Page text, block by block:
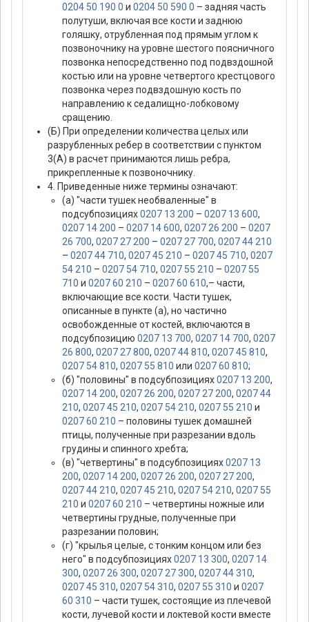
0204 50 190 0 и 0204 50 590 0 – задняя часть
полутуши, включая все кости и заднюю
голяшку, отрубленная под прямым углом к
позвоночнику на уровне шестого поясничного
позвонка непосредственно под подвздошной
костью или на уровне четвертого крестцового
позвонка через подвздошную кость по
направлению к седалищно-лобковому
сращению.
(Б) При определении количества целых или
разрубленных ребер в соответствии с пунктом
3(А) в расчет принимаются лишь ребра,
прикрепленные к позвоночнику.
4. Приведенные ниже термины означают:
(а) "части тушек необваленные" в
подсубпозициях0207 13 200 – 0207 13 600,
0207 14 200 – 0207 14 600, 0207 26 200 – 0207
26 700, 0207 27 200 – 0207 27 700, 0207 44 210
– 0207 44 710, 0207 45 210 – 0207 45 710, 0207
54 210 – 0207 54 710, 0207 55 210 – 0207 55
710 и 0207 60 210 – 0207 60 610,– части,
включающие все кости. Части тушек,
описанные в пункте (а), но частично
освобожденные от костей, включаются в
подсубпозицию 0207 13 700, 0207 14 700, 0207
26 800, 0207 27 800, 0207 44 810, 0207 45 810,
0207 54 810, 0207 55 810 или 0207 60 810;
(б) "половины" в подсубпозициях0207 13 200,
0207 14 200, 0207 26 200, 0207 27 200, 0207 44
210, 0207 45 210, 0207 54 210, 0207 55 210 и
0207 60 210 – половины тушек домашней
птицы, полученные при разрезании вдоль
грудины и спинного хребта;
(в) "четвертины" в подсубпозициях0207 13
200, 0207 14 200, 0207 26 200, 0207 27 200,
0207 44 210, 0207 45 210, 0207 54 210, 0207 55
210 и 0207 60 210 – четвертины ножные или
четвертины грудные, полученные при
разрезании половин;
(г) "крылья целые, с тонким концом или без
него" в подсубпозициях0207 13 300, 0207 14
300, 0207 26 300, 0207 27 300, 0207 44 310,
0207 45 310, 0207 54 310, 0207 55 310 и 0207
60 310 – части тушек, состоящие из плечевой
кости, лучевой кости и локтевой кости вместе